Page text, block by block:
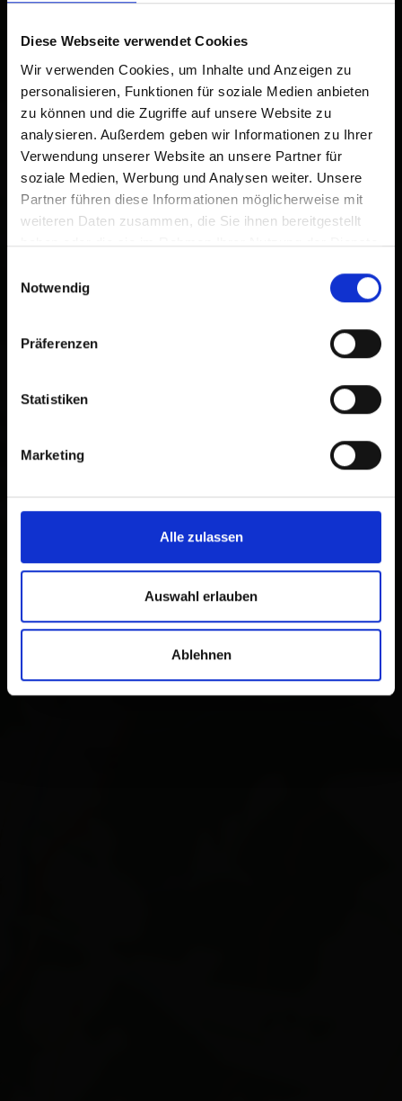
Diese Webseite verwendet Cookies
Wir verwenden Cookies, um Inhalte und Anzeigen zu
personalisieren, Funktionen für soziale Medien anbieten
zu können und die Zugriffe auf unsere Website zu
analysieren. Außerdem geben wir Informationen zu Ihrer
Verwendung unserer Website an unsere Partner für
soziale Medien, Werbung und Analysen weiter. Unsere
Partner führen diese Informationen möglicherweise mit
weiteren Daten zusammen, die Sie ihnen bereitgestellt
haben oder die sie im Rahmen Ihrer Nutzung der Dienste
Notwendig
Präferenzen
Statistiken
Marketing
Alle zulassen
Auswahl erlauben
Ablehnen